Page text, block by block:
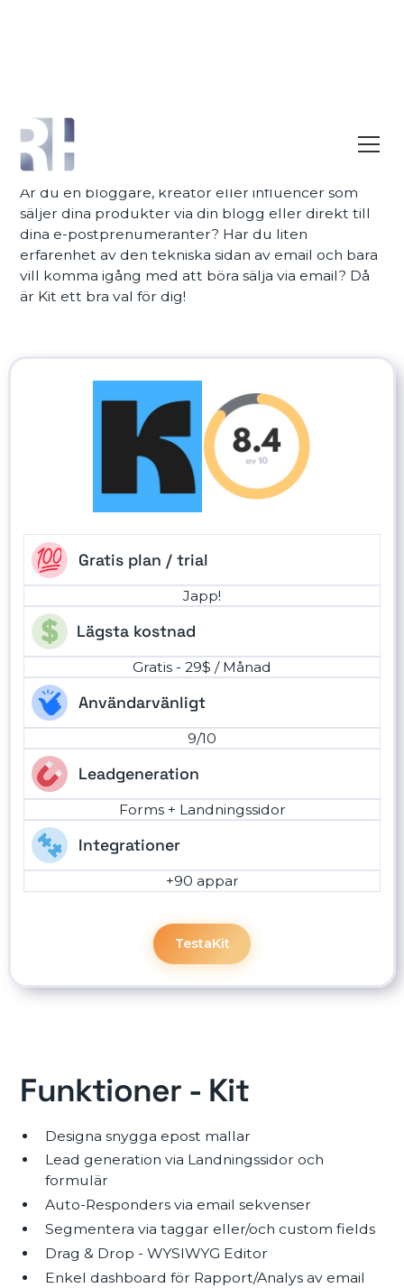
Kit
Är du en bloggare, kreatör eller influencer som
säljer dina produkter via din blogg eller direkt till
dina e-postprenumeranter? Har du liten
erfarenhet av den tekniska sidan av email och bara
vill komma igång med att böra sälja via email? Då
är Kit ett bra val för dig!
Gratis plan / trial
Japp!
Lägsta kostnad
Gratis - 29$ / Månad
Användarvänligt
9/10
Leadgeneration
Forms + Landningssidor
Integrationer
+90 appar
TestaKit
Funktioner - Kit
Designa snygga epost mallar
Lead generation via Landningssidor och
formulär
Auto-Responders via email sekvenser
Segmentera via taggar eller/och custom fields
Drag & Drop - WYSIWYG Editor
Enkel dashboard för Rapport/Analys av email